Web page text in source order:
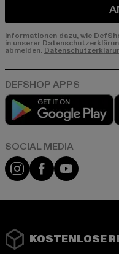
Informationen dazu, wie
in unserer
abmelden.
Instagram
FacebookYouTube
KOSTENLOSE